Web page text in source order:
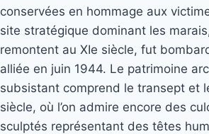
conservées en hommage aux
site stratégique dominant les
remontent au XIe siècle, fut
alliée en juin 1944. Le patrimoine
subsistant comprend le transept et
siècle, où l’on admire encore des
sculptés représentant des têtes